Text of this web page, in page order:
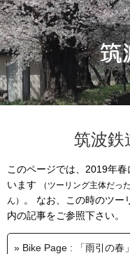
筑波鉄
このページでは、2019年
います
（ツーリング主体だっ
ん）
。 なお、この時のツー
内の記事をご参照下さい。
» Bike Page : 「雨引の春」